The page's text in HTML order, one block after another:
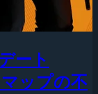
ート
ップの不